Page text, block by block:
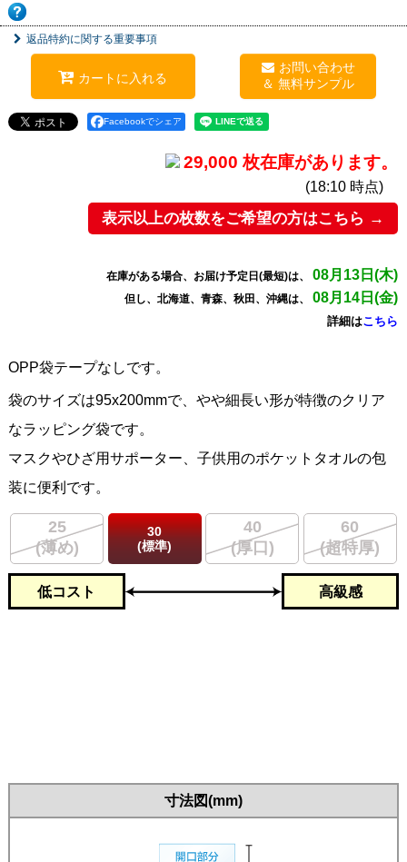
返品特約に関する重要事項
カートに入れる
お問い合わせ
Facebookでシェア
29,000 枚在庫があります。
(18:10 時点)
表示以上の枚数をご希望の方はこちら →
在庫がある場合、お届け予定日(最短)は、 08月13日(木)
但し、北海道、青森、秋田、沖縄は、 08月14日(金)
詳細はこちら
OPP袋テープなしです。
袋のサイズは95x200mmで、やや細長い形が特徴のクリア
なラッピング袋です。
マスクやひざ用サポーター、子供用のポケットタオルの包
装に便利です。
25
(薄め)
30
(標準)
40
(厚口)
60
(超特厚)
低コスト 高級感
寸法図(mm)